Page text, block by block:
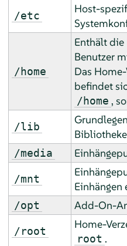
/etc
Host-
/home
Enthält die
Benutzer
Das
befindet
/home ,
/lib
/media
/mnt
Einhängen
/opt Add-On-
/root
Home-
root .